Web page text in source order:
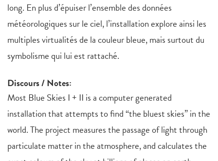
long. En plus d’épuiser l’ensemble des données
météorologiques sur le ciel, l’installation explore ainsi les
multiples virtualités de la couleur bleue, mais surtout du
symbolisme qui lui est rattaché.
Discours / Notes:
Most Blue Skies I + II is a computer generated
installation that attempts to find “the bluest skies” in the
world. The project measures the passage of light through
particulate matter in the atmosphere, and calculates the